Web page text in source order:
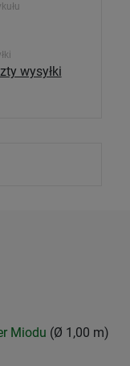
wysyłki
Miodu (Ø 1,00 m)